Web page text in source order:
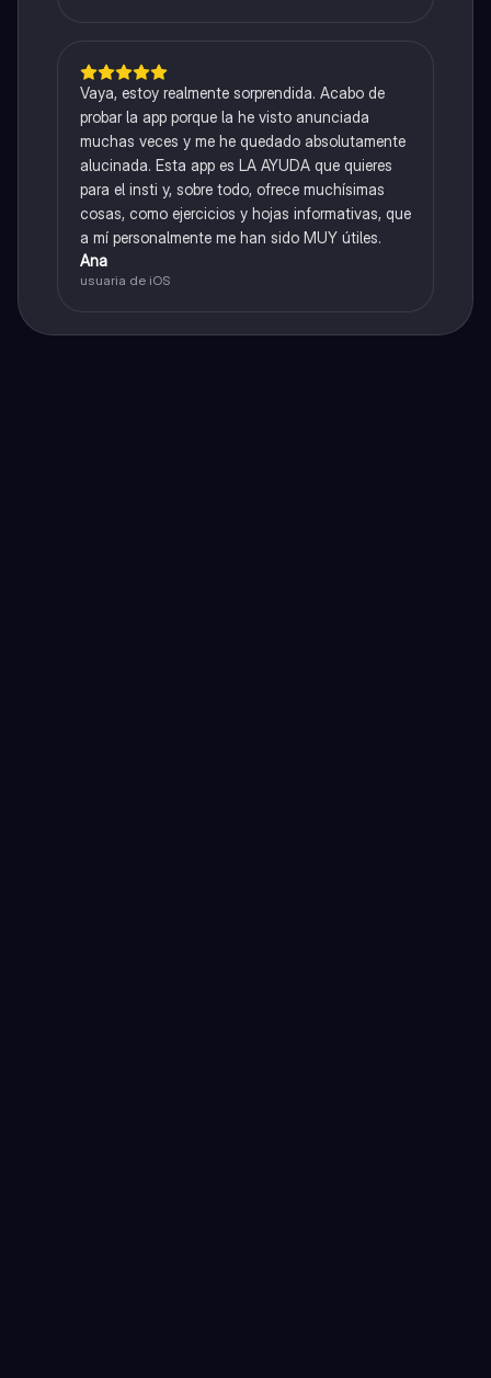
Vaya, estoy realmente sorprendida. Acabo de
probar la app porque la he visto anunciada
muchas veces y me he quedado absolutamente
alucinada. Esta app es LA AYUDA que quieres
para el insti y, sobre todo, ofrece muchísimas
cosas, como ejercicios y hojas informativas, que
a mí personalmente me han sido MUY útiles.
Ana
usuaria de iOS